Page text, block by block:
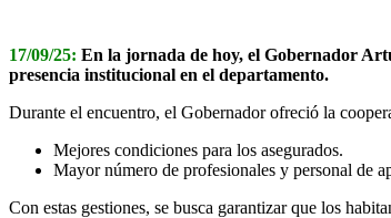
17/09/25: En la jornada de hoy, el Gobernador
presencia institucional en el departamento.
Durante el encuentro, el Gobernador ofreció la
Mejores condiciones para los asegurados.
Mayor número de profesionales y personal de
Con estas gestiones, se busca garantizar que los